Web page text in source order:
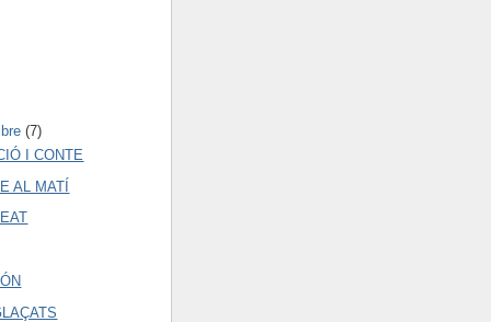
(7)
I CONTE
AL MATÍ